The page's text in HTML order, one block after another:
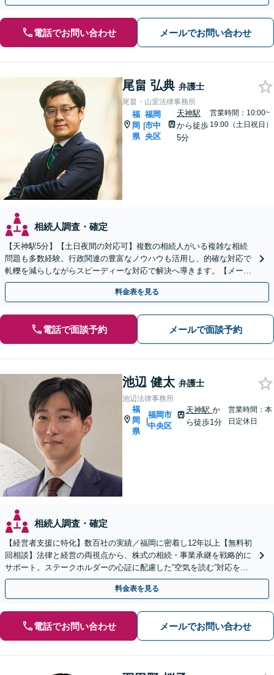
電話でお問い合わせ メールでお問い合わせ
尾畠 弘典 弁護士
尾畠・山室法律事務所
福
岡
県
|
福岡
市中
央区
天神駅
から徒歩
5分
営業時間：10:00~
19:00（土日祝日）
相続人調査・確定
【天神駅5分】【土日夜間の対応可】複数の相続人がいる複雑な相続
問題も多数経験。行政関連の豊富なノウハウも活用し、的確な対応で
軋轢を減らしながらスピーディーな対応で解決へ導きます。【メール
／オンライン相談可】
料金表を見る
電話で面談予約 メールで面談予約
池辺 健太 弁護士
池辺法律事務所
福
岡
県
|
福岡市
中央区
天神駅 か
ら徒歩1分
営業時間：本
日定休日
相続人調査・確定
【経営者支援に特化】数百社の実績／福岡に密着し12年以上【無料初
回相談】法律と経営の両視点から、株式の相続・事業承継を戦略的に
サポート。ステークホルダーの心証に配慮した”空気を読む”対応を強
みに、円満な解決を目指します【天神駅１分】
料金表を見る
電話でお問い合わせ メールでお問い合わせ